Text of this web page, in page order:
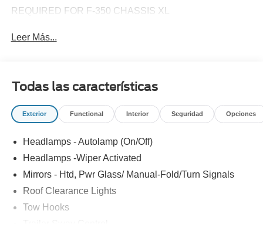
REQUIRED FOR F-350 CHASSIS XL
Leer Más...
Todas las características
Exterior Functional Interior Seguridad Opciones
Headlamps - Autolamp (On/Off)
Headlamps -Wiper Activated
Mirrors - Htd, Pwr Glass/ Manual-Fold/Turn Signals
Roof Clearance Lights
Tow Hooks